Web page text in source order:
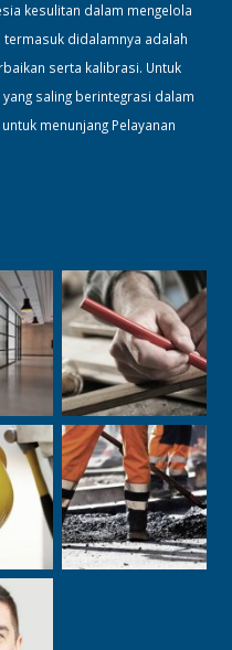
kesulitan dalam mengelola
termasuk didalamnya adalah
serta kalibrasi. Untuk
saling berintegrasi dalam
menunjang Pelayanan